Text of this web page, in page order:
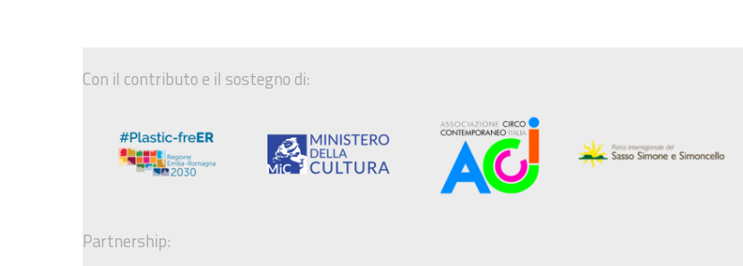
Con il contributo e il sostegno di:
Partnership: